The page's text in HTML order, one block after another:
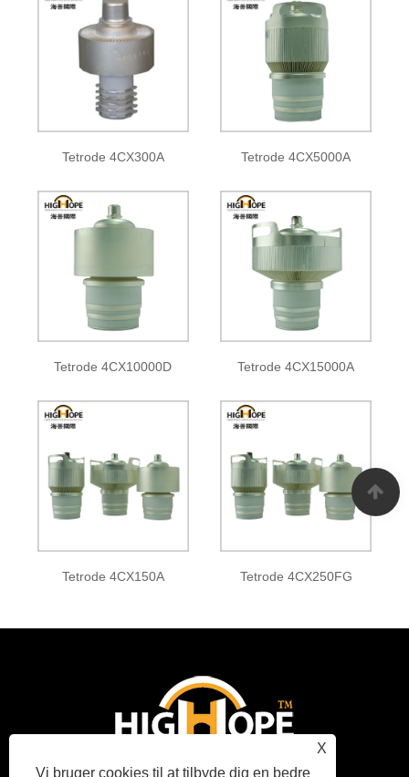
Tetrode 4CX300A Tetrode 4CX5000A
Tetrode 4CX10000D Tetrode 4CX15000A
Tetrode 4CX150A Tetrode 4CX250FG
X
Vi bruger cookies til at tilbyde dig en bedre